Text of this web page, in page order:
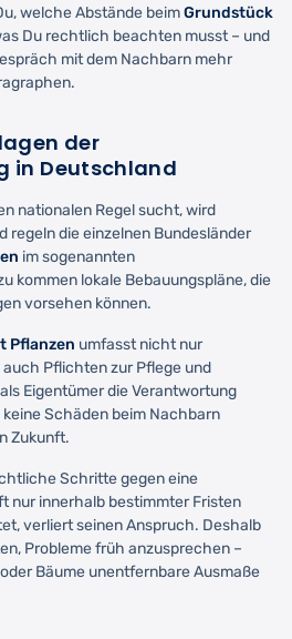
welche Abstände beimGrundstück
Du rechtlich beachten musst – und
mit dem Nachbarn mehr
der
in Deutschland
nationalen Regel sucht, wird
die einzelnen Bundesländer
im sogenannten
kommen lokale Bebauungspläne, die
vorsehen können.
Pflanzen umfasst nicht nur
Pflichten zur Pflege und
Eigentümer die Verantwortung
Schäden beim Nachbarn
Zukunft.
Schritte gegen eine
nur innerhalb bestimmter Fristen
verliert seinen Anspruch. Deshalb
Probleme früh anzusprechen –
Bäume unentfernbare Ausmaße